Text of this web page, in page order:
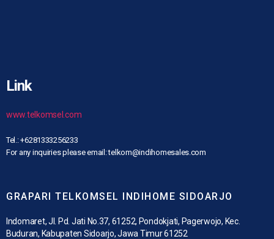
Link
www.telkomsel.com
Tel.: +6281333256233
For any inquiries please email: telkom@indihomesales.com
GRAPARI TELKOMSEL INDIHOME SIDOARJO
Indomaret, Jl. Pd. Jati No.37, 61252, Pondokjati, Pagerwojo, Kec.
Buduran, Kabupaten Sidoarjo, Jawa Timur 61252